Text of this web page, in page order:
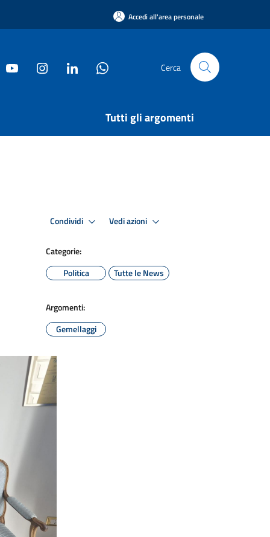
Accedi all'area personale
Cerca
Tutti gli argomenti
Condividi Vedi azioni
Categorie:
Politica
Tutte le News
Argomenti:
Gemellaggi